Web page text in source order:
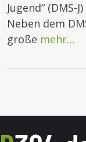
Jugend“ (DMS-
Neben dem
große mehr…